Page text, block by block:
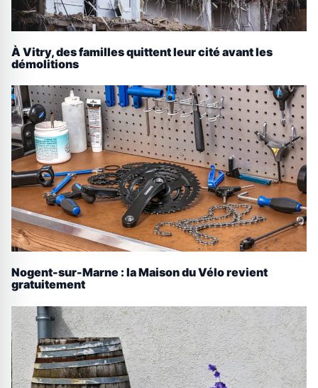
À Vitry, des familles quittent leur cité avant les
démolitions
Nogent-sur-Marne : la Maison du Vélo revient
gratuitement